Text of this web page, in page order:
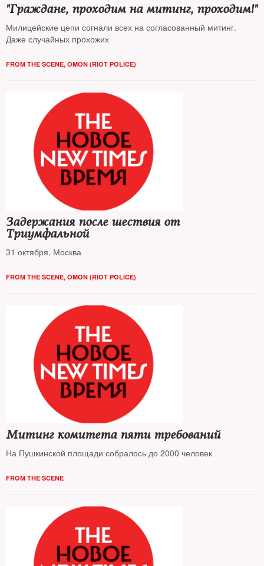
"Граждане, проходим на митинг, проходим!"
Милицейские цепи согнали всех на согласованный митинг.
Даже случайных прохожих
FROM THE SCENE, OMON (RIOT POLICE)
Задержания после шествия от
Триумфальной
31 октября, Москва
FROM THE SCENE, OMON (RIOT POLICE)
Митинг комитета пяти требований
На Пушкинской площади собралось до 2000 человек
FROM THE SCENE